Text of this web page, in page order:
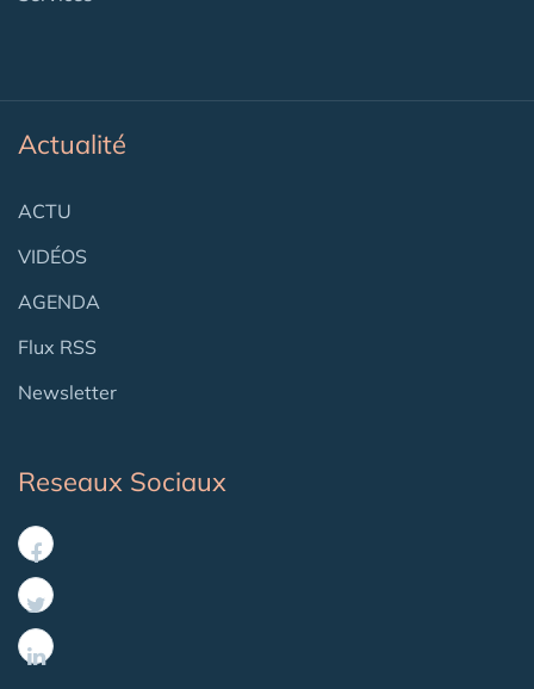
Actualité
ACTU
VIDÉOS
AGENDA
Flux RSS
Newsletter
Reseaux Sociaux